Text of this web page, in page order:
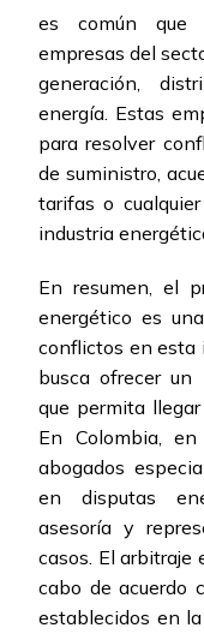
es común que
empresas del
generación,
energía. Estas
para resolver
de suministro,
tarifas o
industria
En resumen, el
energético es
conflictos en esta
busca ofrecer un
que permita
En Colombia,
abogados
en disputas
asesoría y
casos. El arbitraje
cabo de acuerdo
establecidos en